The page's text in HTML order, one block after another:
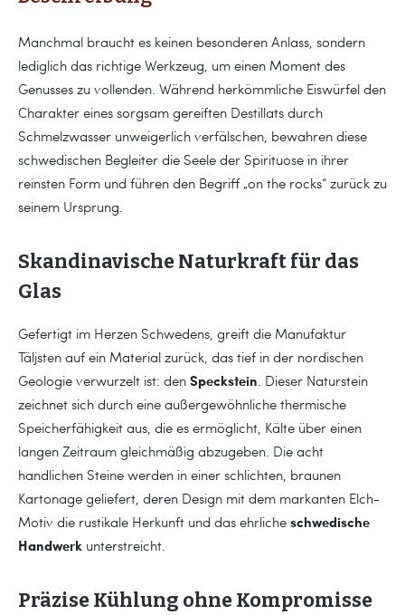
Manchmal braucht es keinen besonderen Anlass, sondern
lediglich das richtige Werkzeug, um einen Moment des
Genusses zu vollenden. Während herkömmliche Eiswürfel den
Charakter eines sorgsam gereiften Destillats durch
Schmelzwasser unweigerlich verfälschen, bewahren diese
schwedischen Begleiter die Seele der Spirituose in ihrer
reinsten Form und führen den Begriff „on the rocks“ zurück zu
seinem Ursprung.
Skandinavische Naturkraft für das
Glas
Gefertigt im Herzen Schwedens, greift die Manufaktur
Täljsten auf ein Material zurück, das tief in der nordischen
Geologie verwurzelt ist: den Speckstein . Dieser Naturstein
zeichnet sich durch eine außergewöhnliche thermische
Speicherfähigkeit aus, die es ermöglicht, Kälte über einen
langen Zeitraum gleichmäßig abzugeben. Die acht
handlichen Steine werden in einer schlichten, braunen
Kartonage geliefert, deren Design mit dem markanten Elch-
Motiv die rustikale Herkunft und das ehrliche schwedische
Handwerk unterstreicht.
Präzise Kühlung ohne Kompromisse